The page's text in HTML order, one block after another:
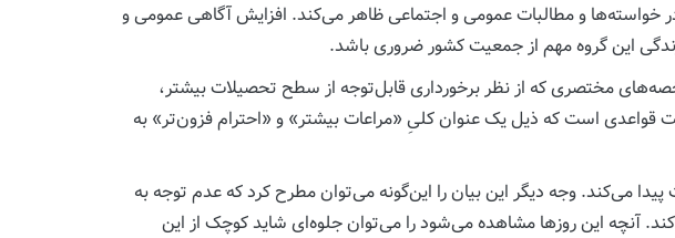
در خواسته‌ها و مطالبات عمومی و اجتماعی ظاهر می‌کند. افزایش آگاهی عمومی و
این گروه مهم از جمعیت کشور ضروری باشد.
مختصری که از نظر برخورداری قابل‌توجه از سطح تحصیلات بیشتر،
قواعدی است که ذیل یک عنوان کلیِ «مراعات بیشتر» و «احترام فزون‌تر» به
می‌کند. وجه دیگر این بیان را این‌گونه می‌توان مطرح کرد که عدم توجه به
آنچه این روزها مشاهده می‌شود را می‌توان جلوه‌ای شاید کوچک از این